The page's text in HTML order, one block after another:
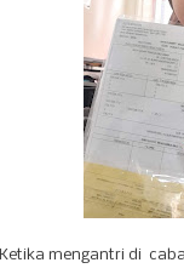
Ketika mengantri di